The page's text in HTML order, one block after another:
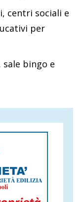
centri sociali e
per
sale bingo e